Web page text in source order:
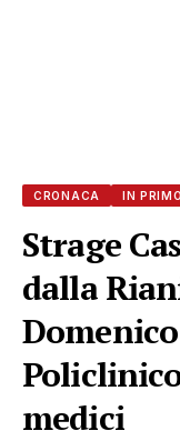
CRONACA IN
Strage
dalla
medici